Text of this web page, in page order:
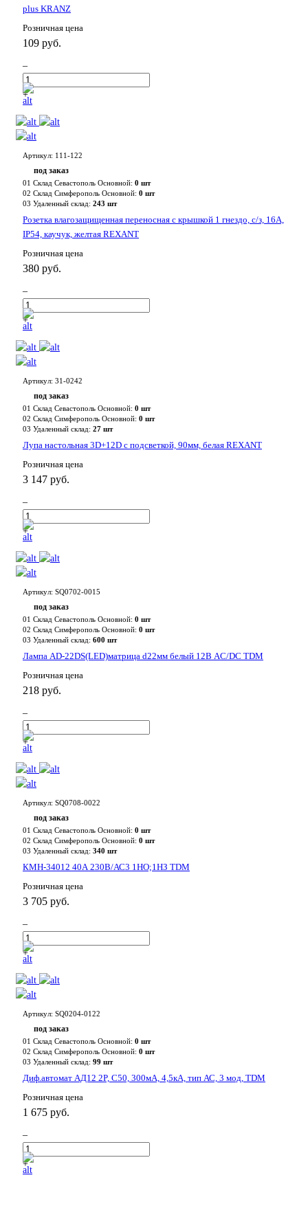
plus KRANZ
Розничная цена
109 руб.
–
+
Артикул: 111-122
под заказ
01 Склад Севастополь Основной: 0 шт
02 Склад Симферополь Основной: 0 шт
03 Удаленный склад: 243 шт
Розетка влагозащищенная переносная с крышкой 1 гнездо, с/з, 16А,
IP54, каучук, желтая REXANT
Розничная цена
380 руб.
–
+
Артикул: 31-0242
под заказ
01 Склад Севастополь Основной: 0 шт
02 Склад Симферополь Основной: 0 шт
03 Удаленный склад: 27 шт
Лупа настольная 3D+12D с подсветкой, 90мм, белая REXANT
Розничная цена
3 147 руб.
–
+
Артикул: SQ0702-0015
под заказ
01 Склад Севастополь Основной: 0 шт
02 Склад Симферополь Основной: 0 шт
03 Удаленный склад: 600 шт
Лампа AD-22DS(LED)матрица d22мм белый 12В AC/DC TDM
Розничная цена
218 руб.
–
+
Артикул: SQ0708-0022
под заказ
01 Склад Севастополь Основной: 0 шт
02 Склад Симферополь Основной: 0 шт
03 Удаленный склад: 340 шт
КМН-34012 40А 230В/АС3 1НО;1НЗ TDM
Розничная цена
3 705 руб.
–
+
Артикул: SQ0204-0122
под заказ
01 Склад Севастополь Основной: 0 шт
02 Склад Симферополь Основной: 0 шт
03 Удаленный склад: 99 шт
Диф.автомат АД12 2P, C50, 300мА, 4,5кА, тип АС, 3 мод, TDM
Розничная цена
1 675 руб.
–
+